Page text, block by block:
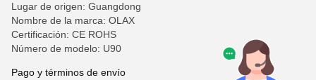
Lugar de origen: Guangdong
Nombre de la marca: OLAX
Certificación: CE ROHS
Número de modelo: U90
Pago y términos de envío